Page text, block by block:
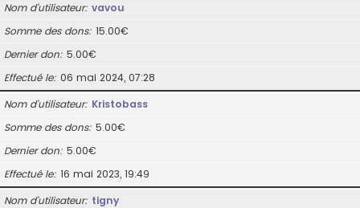
Nom d’utilisateur vavou
Somme des dons 15.00€
Dernier don 5.00€
Effectué le 06 mai 2024, 07:28
Nom d’utilisateur Kristobass
Somme des dons 5.00€
Dernier don 5.00€
Effectué le 16 mai 2023, 19:49
Nom d’utilisateur tigny